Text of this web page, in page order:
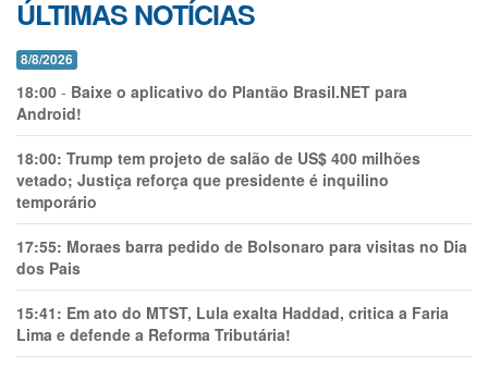
ÚLTIMAS NOTÍCIAS
8/8/2026
18:00 - Baixe o aplicativo do Plantão Brasil.NET para
Android!
18:00: Trump tem projeto de salão de US$ 400 milhões
vetado; Justiça reforça que presidente é inquilino
temporário
17:55: Moraes barra pedido de Bolsonaro para visitas no Dia
dos Pais
15:41: Em ato do MTST, Lula exalta Haddad, critica a Faria
Lima e defende a Reforma Tributária!